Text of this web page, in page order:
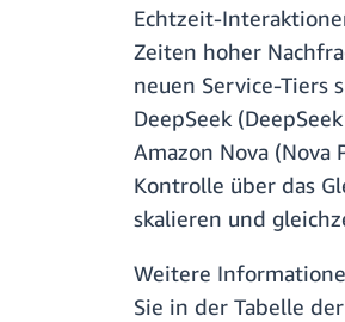
Echtzeit-
Zeiten hoher
neuen Service-Tiers
DeepSeek
Amazon Nova
Kontrolle über das
skalieren und
Weitere
Sie in der Tabelle der